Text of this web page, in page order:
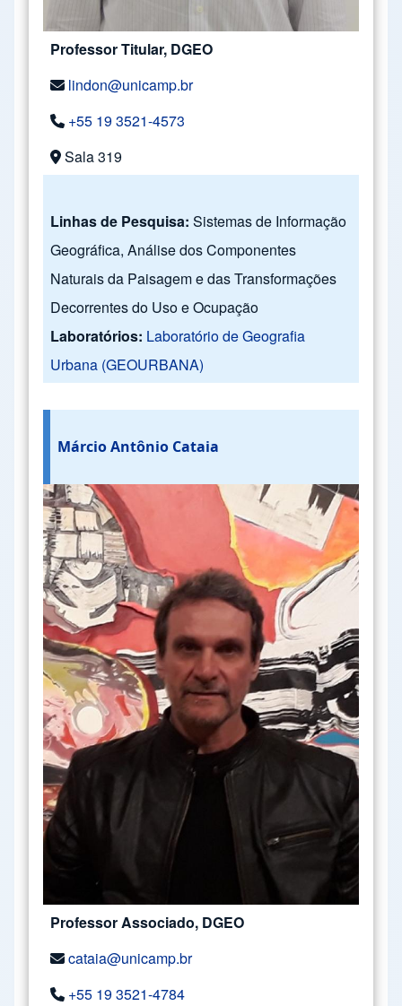
Professor Titular, DGEO
lindon@unicamp.br
+55 19 3521-4573
Sala 319
Linhas de Pesquisa: Sistemas de Informação
Geográfica, Análise dos Componentes
Naturais da Paisagem e das Transformações
Decorrentes do Uso e Ocupação
Laboratórios: Laboratório de Geografia
Urbana (GEOURBANA)
Márcio Antônio Cataia
Professor Associado, DGEO
cataia@unicamp.br
+55 19 3521-4784